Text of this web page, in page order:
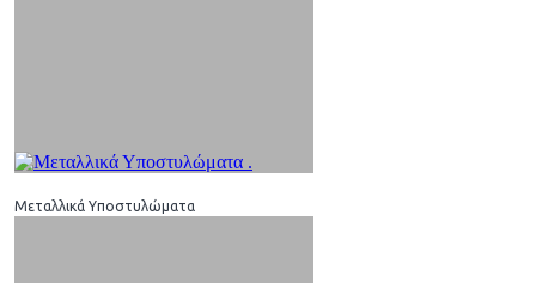
Μεταλλικά Υποστυλώματα